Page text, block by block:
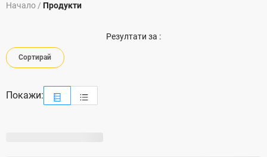
Начало / Продукти
Резултати за :
Сортирай
Покажи: